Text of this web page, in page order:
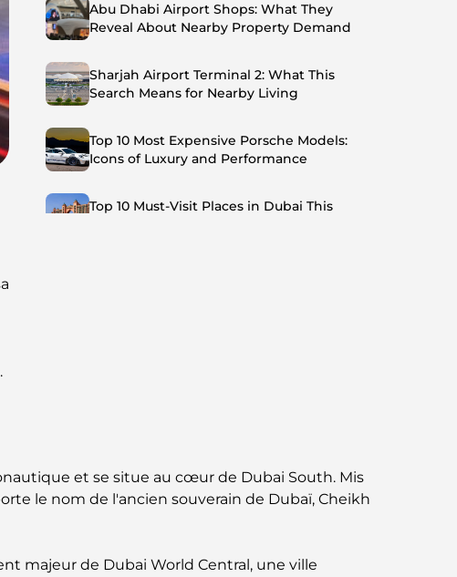
Abu Dhabi Airport Shops: What They
Reveal About Nearby Property Demand
Sharjah Airport Terminal 2: What This
Search Means for Nearby Living
Top 10 Most Expensive Porsche Models:
Icons of Luxury and Performance
Top 10 Must-Visit Places in Dubai This
Que faire à Dubaï en été : le guide ultime
pour profiter de la chaleur
et se situe au cœur de Dubai South. Mis
le nom de l'ancien souverain de Dubaï, Cheikh
majeur de Dubai World Central, une ville